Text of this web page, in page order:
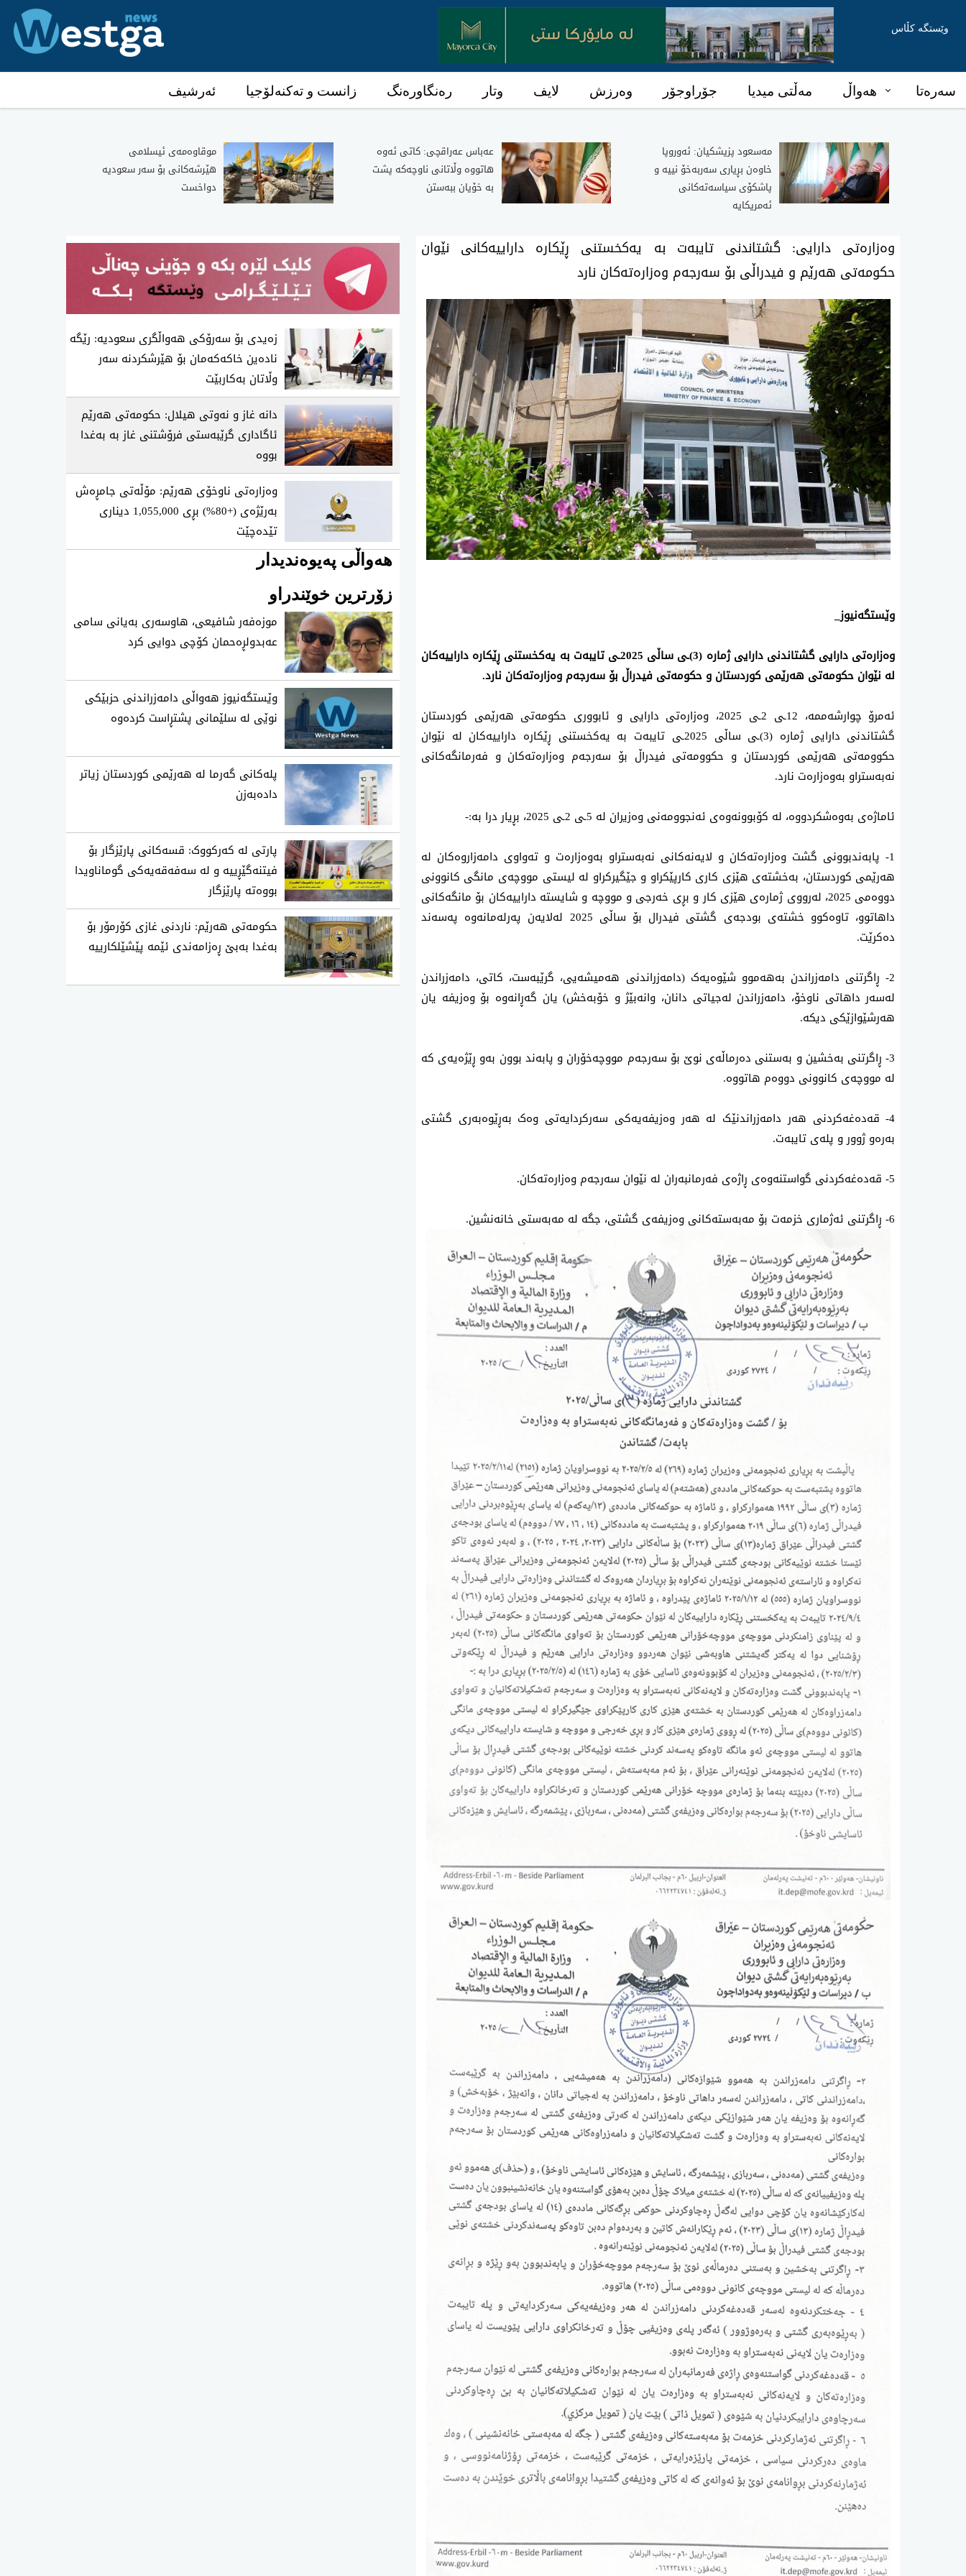
وێستگە کڵاس
سەرەتا هەواڵ مەڵتی میدیا جۆراوجۆر وەرزش لایف وتار رەنگاورەنگ زانست و تەکنەلۆجیا ئەرشیف
مەسعود پزیشکیان: ئەوروپا
خاوەن بڕیاری سەربەخۆ نییە و
پاشکۆی سیاسەتەکانی
ئەمریکایە
عەباس عەراقچی: کاتی ئەوە
هاتووە وڵاتانی ناوچەکە پشت
بە خۆیان ببەستن
موقاوەمەی ئیسلامی
هێرشەکانی بۆ سەر سعودیە
دواخست
وەزارەتی دارایی: گشتاندنی تایبەت بە یەکخستنی ڕێکارە داراییەکانی نێوان
حکومەتی هەرێم و فیدراڵی بۆ سەرجەم وەزارەتەکان نارد
وێستگەنیوز_
وەزارەتی دارایی گشتاندنی دارایی ژمارە (3)ـی ساڵی 2025ـی تایبەت بە یەکخستنی ڕێکارە داراییەکان
لە نێوان حکومەتی هەرێمی کوردستان و حکومەتی فیدراڵ بۆ سەرجەم وەزارەتەکان نارد.
ئەمرۆ چوارشەممە، 12ـی 2ـی 2025، وەزارەتی دارایی و ئابووری حکومەتی هەرێمی کوردستان
گشتاندنی دارایی ژمارە (3)ـی ساڵی 2025ـی تایبەت بە یەکخستنی ڕێکارە داراییەکان لە نێوان
حکوومەتی هەرێمی کوردستان و حکوومەتی فیدراڵ بۆ سەرجەم وەزارەتەکان و فەرمانگەکانی
نەبەستراو بەوەزارەت نارد.
ئاماژەی بەوەشکردووە، لە کۆبوونەوەی ئەنجوومەنی وەزیران لە 5ـی 2ـی 2025، بڕیار درا بە:-
1- پابەندبوونی گشت وەزارەتەکان و لایەنەکانی نەبەستراو بەوەزارەت و تەواوی دامەزاروەکان لە
هەرێمی کوردستان، بەخشتەی هێزی کاری کارپێکراو و جێگیرکراو لە لیستی مووچەی مانگی کانوونی
دووەمی 2025، لەرووی ژمارەی هێزی کار و بڕی خەرجی و مووچە و شایستە داراییەکان بۆ مانگەکانی
داهاتوو، تاوەکوو خشتەی بودجەی گشتی فیدرال بۆ ساڵی 2025 لەلایەن پەرلەمانەوە پەسەند
دەکرێت.
2- ڕاگرتنی دامەزراندن بەهەموو شێوەیەک (دامەزراندنی هەمیشەیی، گرێبەست، کاتی، دامەزراندن
لەسەر داهاتی ناوخۆ، دامەزراندن لەجیاتی دانان، وانەبێژ و خۆبەخش) یان گەڕانەوە بۆ وەزیفە یان
هەرشێوازێکی دیکە.
3- ڕاگرتنی بەخشین و بەستنی دەرماڵەی نوێ بۆ سەرجەم مووچەخۆران و پابەند بوون بەو ڕێژەیەی کە
لە مووچەی کانوونی دووەم هاتووە.
4- قەدەغەکردنی هەر دامەزراندنێک لە هەر وەزیفەیەکی سەرکردایەتی وەک بەڕێوەبەری گشتی
بەرەو ژوور و پلەی تایبەت.
5- قەدەغەکردنی گواستنەوەی ڕاژەی فەرمانبەران لە نێوان سەرجەم وەزارەتەکان.
6- ڕاگرتنی ئەژماری خزمەت بۆ مەبەستەکانی وەزیفەی گشتی، جگە لە مەبەستی خانەنشین.
زەیدی بۆ سەرۆکی هەواڵگری سعودیە: رێگە
نادەین خاکەکەمان بۆ هێرشکردنە سەر
وڵاتان بەکاربێت
دانە غاز و نەوتی هیلال: حکومەتی هەرێم
ئاگاداری گرێبەستی فرۆشتنی غاز بە بەغدا
بووە
وەزارەتی ناوخۆی هەرێم: مۆڵەتی جامڕەش
بەرێژەی (+80%) بڕی 1,055,000 دیناری
تێدەچێت
هەواڵی پەیوەندیدار
زۆرترین خوێندراو
موزه‌فه‌ر شافیعی، هاوسه‌ری به‌یانی سامی
عه‌بدولڕه‌حمان كۆچی‌ دوایی كرد
وێستگەنیوز هەواڵی دامەزراندنی حزبێکی
نوێی لە سلێمانی پشتڕاست کردەوە
پلەکانی گەرما لە هەرێمی کوردستان زیاتر
دادەبەزن
پارتی لە کەرکووک: قسەکانی پارێزگار بۆ
فیتنەگێڕییە و لە سەفەقەیەکی گوماناویدا
بووەتە پارێزگار
حکومەتی هەرێم: ناردنی غازی کۆرمۆر بۆ
بەغدا بەبێ ڕەزامەندی ئێمە پێشێلکارییە